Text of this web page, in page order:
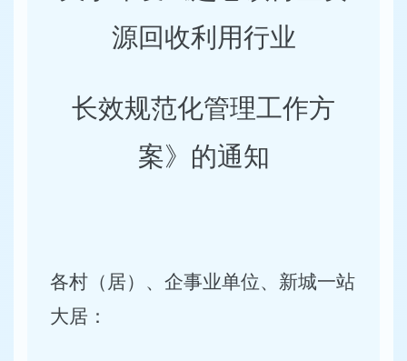
源回收利用行业
长效规范化管理工作方
案》的通知
各村（居）、企事业单位、新城一站
大居：